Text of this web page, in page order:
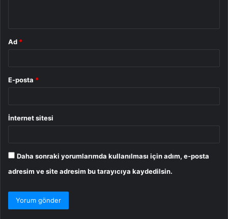
Ad *
E-posta *
İnternet sitesi
Daha sonraki yorumlarımda kullanılması için adım, e-posta
adresim ve site adresim bu tarayıcıya kaydedilsin.